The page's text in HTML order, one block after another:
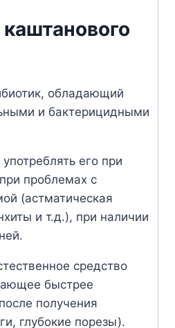
обладающий
и бактерицидными
его при
проблемах с
(астматическая
и т.д.), при наличии
средство
быстрее
получения
глубокие порезы).